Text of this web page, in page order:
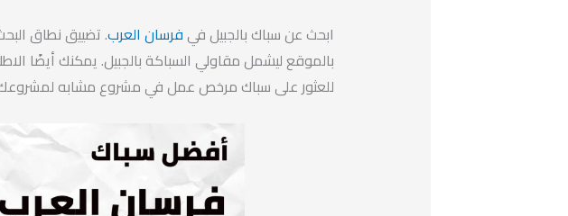
ابحث عن سباك بالجبيل في فرسان العرب. تضييق نطاق
بالموقع ليشمل مقاولي السباكة بالجبيل. يمكنك أيضًا
للعثور على سباك مرخص عمل في مشروع مشابه